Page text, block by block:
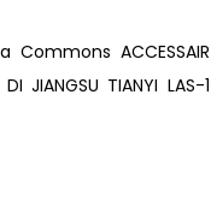
ACCESSAIR
JIANGSU TIANYI LAS-1